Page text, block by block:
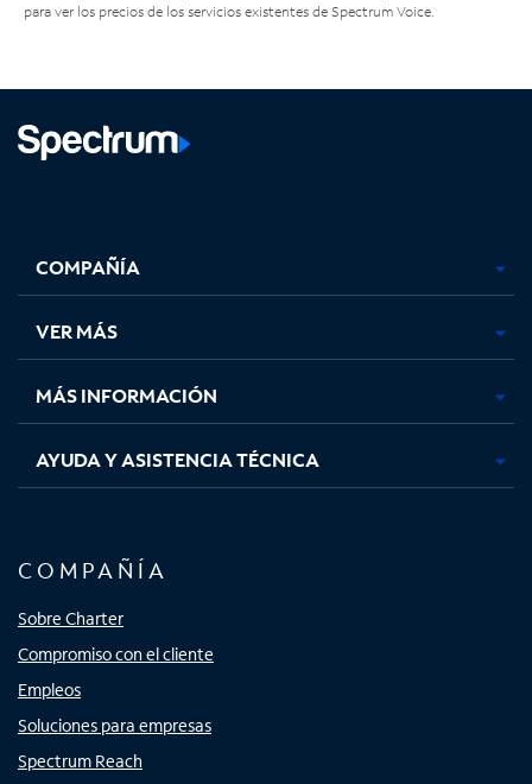
para ver los precios de los servicios existentes de Spectrum Voice.
abre
en
pestaña
nueva
abre
en
pestaña
nueva
abre
en
pestaña
nueva
en
nueva
COMPAÑÍA
VER MÁS
MÁS INFORMACIÓN
AYUDA Y ASISTENCIA TÉCNICA
COMPAÑÍA
Sobre Charter
Compromiso con el cliente
Empleos
Soluciones para empresas
Spectrum Reach